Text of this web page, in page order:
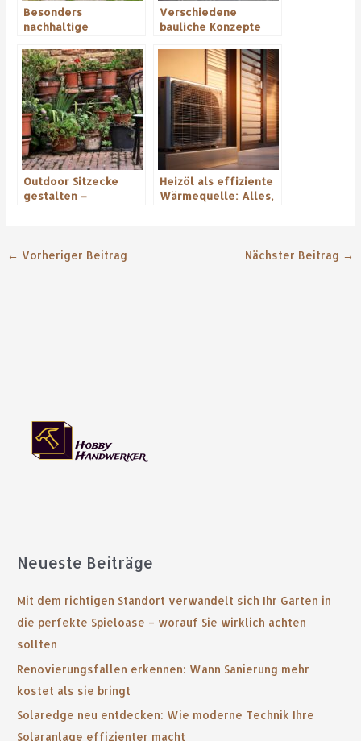
Besonders
nachhaltige
– so gehts
Verschiedene
bauliche Konzepte
Outdoor Sitzecke
gestalten –
Heizöl als effiziente
Wärmequelle: Alles,
← Vorheriger Beitrag Nächster Beitrag →
Neueste Beiträge
Mit dem richtigen Standort verwandelt sich Ihr Garten in
die perfekte Spieloase – worauf Sie wirklich achten
sollten
Renovierungsfallen erkennen: Wann Sanierung mehr
kostet als sie bringt
Solaredge neu entdecken: Wie moderne Technik Ihre
Solaranlage effizienter macht